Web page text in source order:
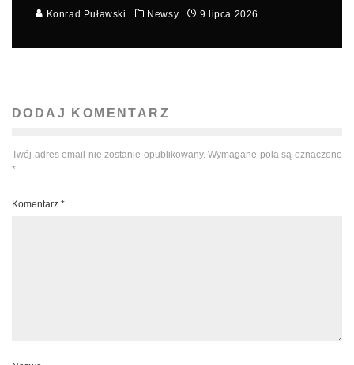
Konrad Puławski Newsy 9 lipca 2026
DODAJ KOMENTARZ
Twój adres email nie zostanie opublikowany. Wymagane pola są oznaczone
*
Komentarz *